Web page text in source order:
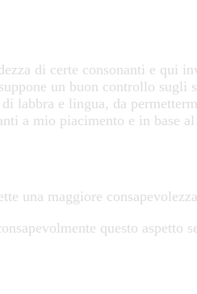
di certe consonanti e qui
un buon controllo sugli
e lingua, da
a mio piacimento e in base
una maggiore
questo aspetto